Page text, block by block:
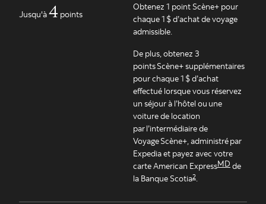
Jusqu'à4 points
Obtenez 1 point Scène+ pour
chaque 1 $ d’achat de voyage
admissible.
De plus, obtenez 3
points Scène+ supplémentaires
pour chaque 1 $ d’achat
effectué lorsque vous réservez
un séjour à l’hôtel ou une
voiture de location
par l’intermédiaire de
Voyage Scène+, administré par
Expedia et payez avec votre
carte American ExpressMD de
la Banque Scotia2.